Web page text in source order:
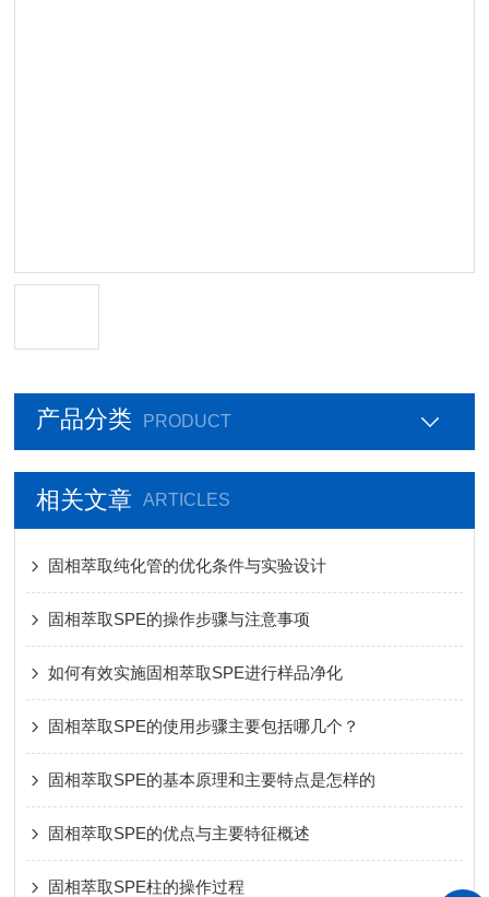
产品分类 PRODUCT
相关文章 ARTICLES
固相萃取纯化管的优化条件与实验设计
固相萃取SPE的操作步骤与注意事项
如何有效实施固相萃取SPE进行样品净化
固相萃取SPE的使用步骤主要包括哪几个？
固相萃取SPE的基本原理和主要特点是怎样的
固相萃取SPE的优点与主要特征概述
固相萃取SPE柱的操作过程